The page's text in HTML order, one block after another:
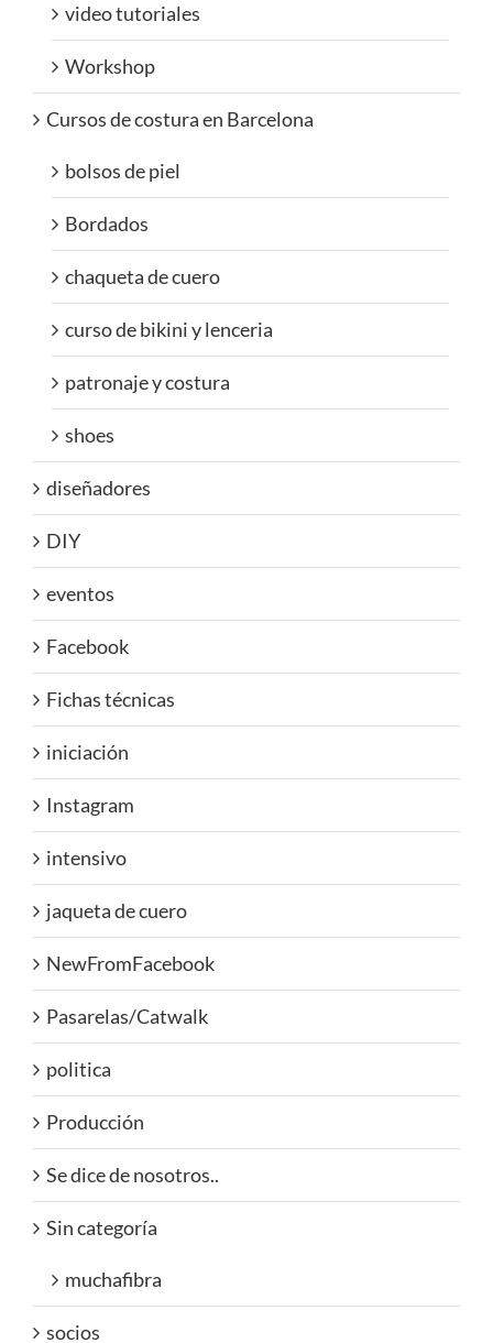
video tutoriales
Workshop
Cursos de costura en Barcelona
bolsos de piel
Bordados
chaqueta de cuero
curso de bikini y lenceria
patronaje y costura
shoes
diseñadores
DIY
eventos
Facebook
Fichas técnicas
iniciación
Instagram
intensivo
jaqueta de cuero
NewFromFacebook
Pasarelas/Catwalk
politica
Producción
Se dice de nosotros..
Sin categoría
muchafibra
socios